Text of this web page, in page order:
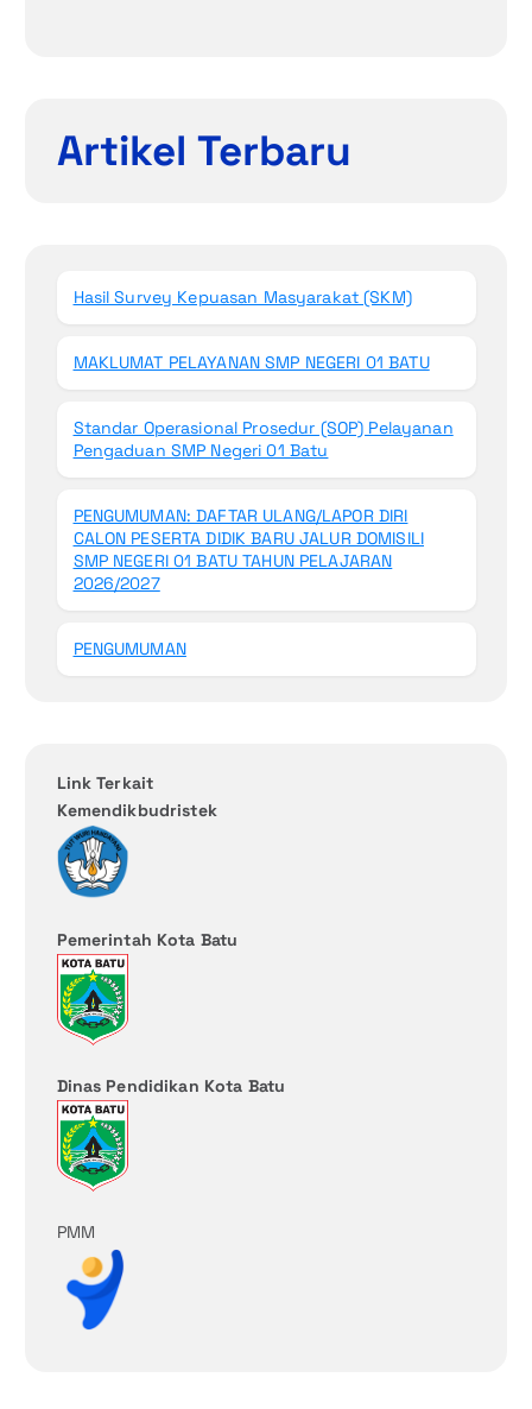
Artikel Terbaru
Hasil Survey Kepuasan Masyarakat (SKM)
MAKLUMAT PELAYANAN SMP NEGERI 01 BATU
Standar Operasional Prosedur (SOP) Pelayanan
Pengaduan SMP Negeri 01 Batu
PENGUMUMAN: DAFTAR ULANG/LAPOR DIRI
CALON PESERTA DIDIK BARU JALUR DOMISILI
SMP NEGERI 01 BATU TAHUN PELAJARAN
2026/2027
PENGUMUMAN
Link Terkait
Kemendikbudristek
Pemerintah Kota Batu
Dinas Pendidikan Kota Batu
PMM